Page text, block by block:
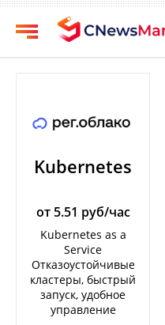
Публикации
обзоры
Личный
кабинет
проекте
Конференции
Техника
Kubernetes
от 5.51 руб/час
Kubernetes as a
Service
Отказоустойчивые
кластеры, быстрый
запуск, удобное
управление